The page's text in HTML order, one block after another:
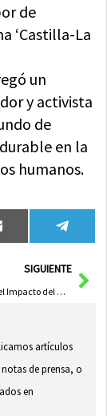
de
‘Castilla-La
un
y activista
de
en la
humanos.
Compartir
en
Email
en
SIGUIENTE
Valverde Resalta el Impacto del Nuevo Formato de FENAVIN 2026 en los Premios Culturales Virgen de las Viñas
artículos
de prensa, o
en